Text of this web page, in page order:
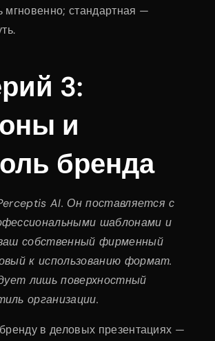
мгновенно; стандартная —
3:
и
бренда
AI. Он поставляется с
шаблонами и
собственный фирменный
к использованию формат.
лишь поверхностный
организации.
в деловых презентациях —